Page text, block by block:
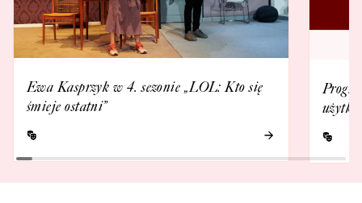
Ewa Kasprzyk w 4. sezonie „LOL: Kto się
śmieje ostatni”